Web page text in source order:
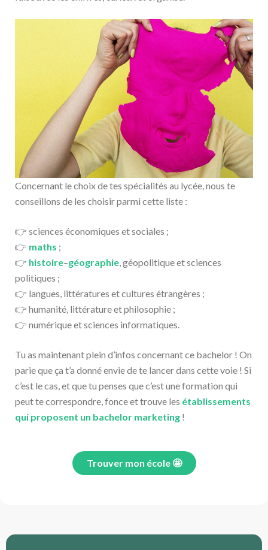
Concernant le choix de tes spécialités au lycée, nous te
conseillons de les choisir parmi cette liste :
👉 sciences économiques et sociales ;
👉 maths ;
👉 histoire–géographie, géopolitique et sciences
politiques ;
👉 langues, littératures et cultures étrangères ;
👉 humanité, littérature et philosophie ;
👉 numérique et sciences informatiques.
Tu as maintenant plein d’infos concernant ce bachelor ! On
parie que ça t’a donné envie de te lancer dans cette voie ! Si
c’est le cas, et que tu penses que c’est une formation qui
peut te correspondre, fonce et trouve les établissements
qui proposent un bachelor marketing !
Trouver mon école 🤩